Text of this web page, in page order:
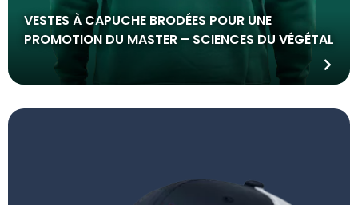
VESTES À CAPUCHE BRODÉES POUR UNE
PROMOTION DU MASTER – SCIENCES DU VÉGÉTAL